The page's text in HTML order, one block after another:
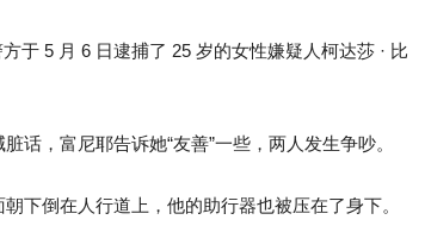
于 5 月 6 日逮捕了 25 岁的女性嫌疑人柯达莎 · 比
话，富尼耶告诉她“友善”一些，两人发生争吵。
下倒在人行道上，他的助行器也被压在了身下。